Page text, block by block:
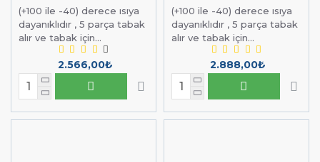
(+100 ile -40) derece ısıya
dayanıklıdır , 5 parça tabak
alır ve tabak için...
2.566,00₺
(+100 ile -40) derece ısıya
dayanıklıdır , 5 parça tabak
alır ve tabak için...
2.888,00₺